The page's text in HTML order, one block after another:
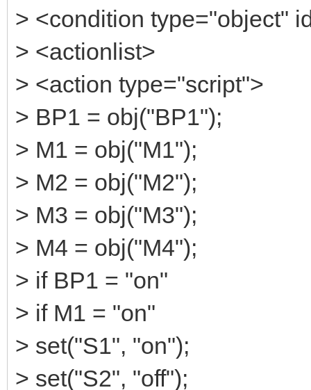
> <condition type="object"
> <actionlist>
> <action type="script">
> BP1 = obj("BP1");
> M1 = obj("M1");
> M2 = obj("M2");
> M3 = obj("M3");
> M4 = obj("M4");
> if BP1 = "on"
> if M1 = "on"
> set("S1", "on");
> set("S2", "off");